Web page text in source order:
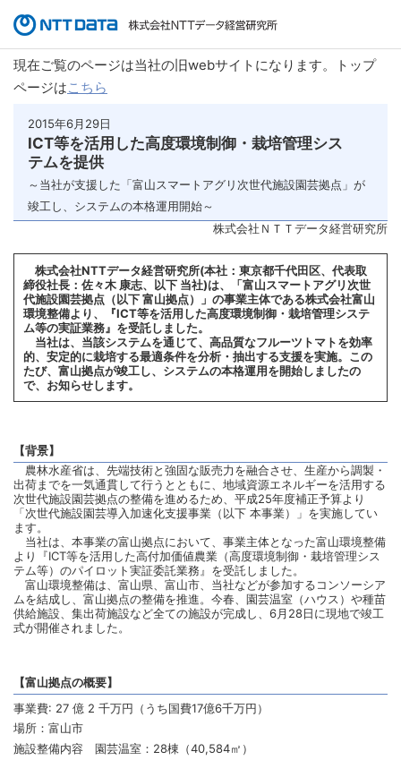
現在ご覧のページは当社の旧webサイトになります。トップ
ページはこちら
2015年6月29日
ICT等を活用した高度環境制御・栽培管理シス
テムを提供
～当社が支援した「富山スマートアグリ次世代施設園芸拠点」が
竣工し、システムの本格運用開始～
株式会社ＮＴＴデータ経営研究所
株式会社NTTデータ経営研究所(本社：東京都千代田区、代表取
締役社長：佐々木 康志、以下 当社)は、「富山スマートアグリ次世
代施設園芸拠点（以下 富山拠点）」の事業主体である株式会社富山
環境整備より、『ICT等を活用した高度環境制御・栽培管理システ
ム等の実証業務』を受託しました。
当社は、当該システムを通じて、高品質なフルーツトマトを効率
的、安定的に栽培する最適条件を分析・抽出する支援を実施。この
たび、富山拠点が竣工し、システムの本格運用を開始しましたの
で、お知らせします。
【背景】
農林水産省は、先端技術と強固な販売力を融合させ、生産から調製・
出荷までを一気通貫して行うとともに、地域資源エネルギーを活用する
次世代施設園芸拠点の整備を進めるため、平成25年度補正予算より
「次世代施設園芸導入加速化支援事業（以下 本事業）」を実施してい
ます。
当社は、本事業の富山拠点において、事業主体となった富山環境整備
より『ICT等を活用した高付加価値農業（高度環境制御・栽培管理シス
テム等）のパイロット実証委託業務』を受託しました。
富山環境整備は、富山県、富山市、当社などが参加するコンソーシア
ムを結成し、富山拠点の整備を推進。今春、園芸温室（ハウス）や種苗
供給施設、集出荷施設など全ての施設が完成し、6月28日に現地で竣工
式が開催されました。
【富山拠点の概要】
事業費: 27 億 2 千万円（うち国費17億6千万円）
場所：富山市
施設整備内容 園芸温室：28棟（40,584㎡）